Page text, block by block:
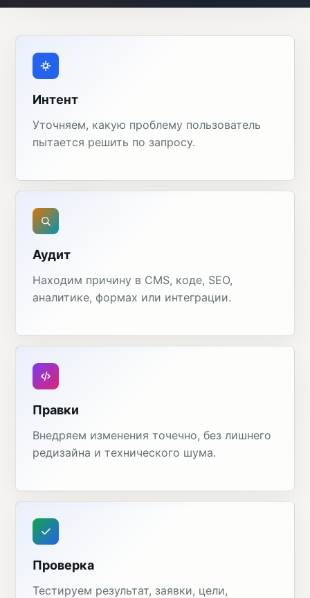
Интент
Уточняем, какую проблему пользователь
пытается решить по запросу.
Аудит
Находим причину в CMS, коде, SEO,
аналитике, формах или интеграции.
Правки
Внедряем изменения точечно, без лишнего
редизайна и технического шума.
Проверка
Тестируем результат, заявки, цели,